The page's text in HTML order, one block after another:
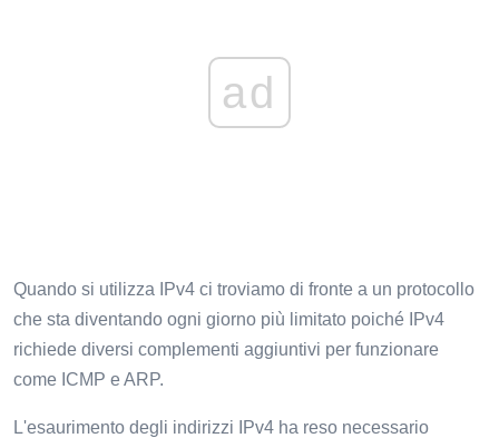
ad
Quando si utilizza IPv4 ci troviamo di fronte a un protocollo
che sta diventando ogni giorno più limitato poiché IPv4
richiede diversi complementi aggiuntivi per funzionare
come ICMP e ARP.
L'esaurimento degli indirizzi IPv4 ha reso necessario